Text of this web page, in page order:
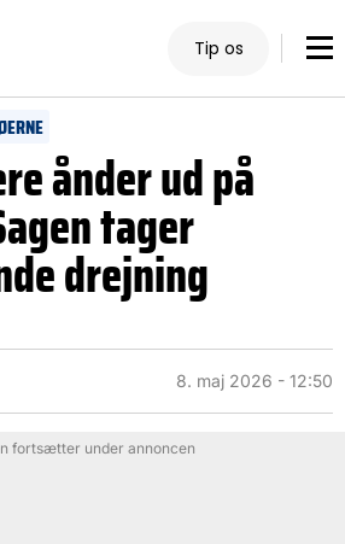
Tip os
ånder ud på
tager
drejning
8. maj 2026 - 12:50
fortsætter under annoncen